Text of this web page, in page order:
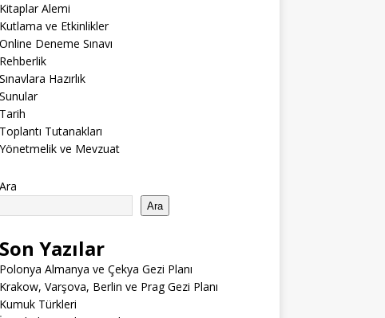
Kitaplar Alemi
Kutlama ve Etkinlikler
Online Deneme Sınavı
Rehberlik
Sınavlara Hazırlık
Sunular
Tarih
Toplantı Tutanakları
Yönetmelik ve Mevzuat
Ara
Ara
Son Yazılar
Polonya Almanya ve Çekya Gezi Planı
Krakow, Varşova, Berlin ve Prag Gezi Planı
Kumuk Türkleri